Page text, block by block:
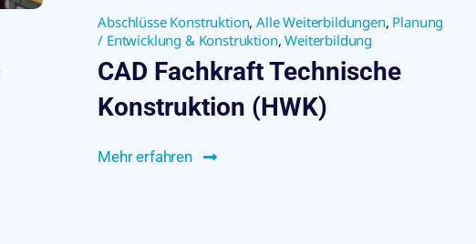
Abschlüsse Konstruktion,Alle Weiterbildungen, Planung
/ Entwicklung & Konstruktion,Weiterbildung
CAD Fachkraft Technische
Konstruktion (HWK)
Mehr erfahren